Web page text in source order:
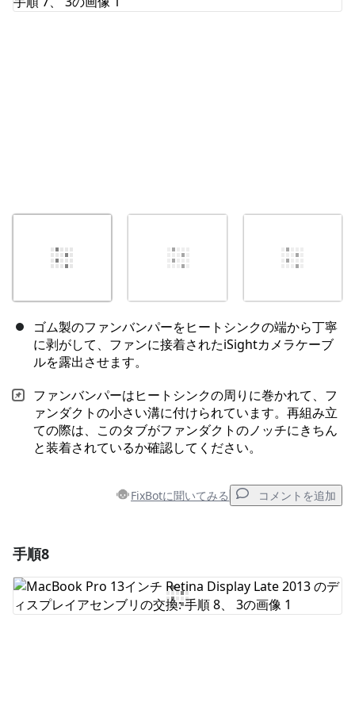
ゴム製のファンバンパーをヒートシンクの端から丁寧
に剥がして、ファンに接着されたiSightカメラケーブ
ルを露出させます。
ファンバンパーはヒートシンクの周りに巻かれて、フ
ァンダクトの小さい溝に付けられています。再組み立
ての際は、このタブがファンダクトのノッチにきちん
と装着されているか確認してください。
FixBotに聞いてみる コメントを追加
コメントを追加
手順8